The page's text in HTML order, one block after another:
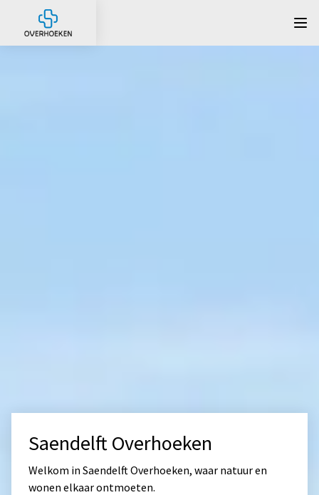
Saendelft Overhoeken
Welkom in Saendelft Overhoeken, waar natuur en
wonen elkaar ontmoeten.